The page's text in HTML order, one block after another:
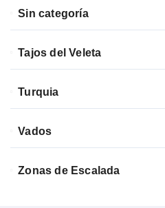
Sin categoría
Tajos del Veleta
Turquia
Vados
Zonas de Escalada